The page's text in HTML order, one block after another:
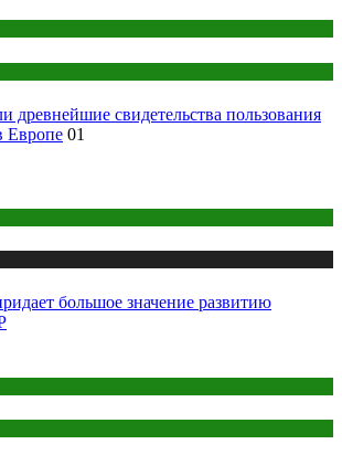
древнейшие свидетельства пользования
Европе 01
большое значение развитию